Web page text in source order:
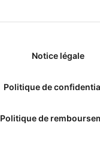
Notice légale
Politique de
Politique de